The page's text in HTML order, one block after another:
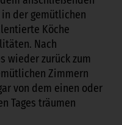
in der gemütlichen
Köche
Nach
wieder zurück zum
Zimmern
von dem einen oder
Tages träumen